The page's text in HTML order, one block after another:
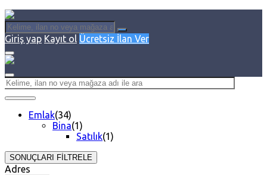
Giriş yap Kayıt ol Ücretsiz İlan Ver
Emlak(34)
Bina(1)
Satılık(1)
SONUÇLARI FİLTRELE
Adres